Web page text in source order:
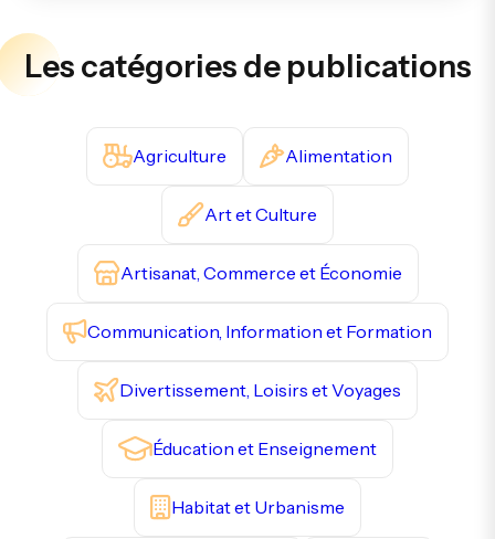
Les catégories de publications
Agriculture Alimentation
Art et Culture
Artisanat, Commerce et Économie
Communication, Information et Formation
Divertissement, Loisirs et Voyages
Éducation et Enseignement
Habitat et Urbanisme